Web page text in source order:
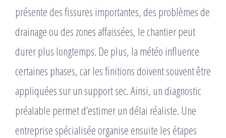
présente des fissures importantes, des problèmes de
drainage ou des zones affaissées, le chantier peut
durer plus longtemps. De plus, la météo influence
certaines phases, car les finitions doivent souvent être
appliquées sur un support sec. Ainsi, un diagnostic
préalable permet d’estimer un délai réaliste. Une
entreprise spécialisée organise ensuite les étapes